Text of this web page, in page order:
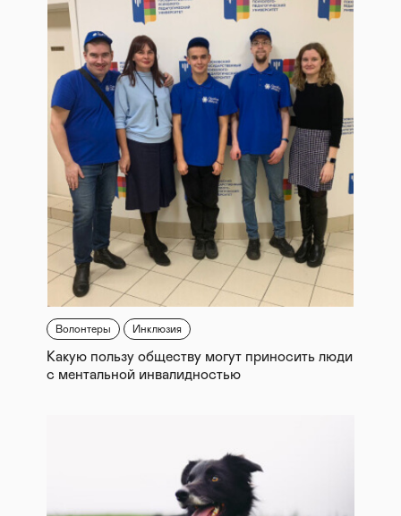
Волонтеры Инклюзия
Какую пользу обществу могут приносить люди
с ментальной инвалидностью